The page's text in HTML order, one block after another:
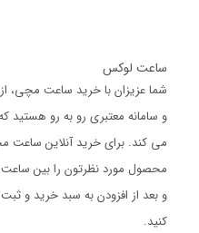
ساعت لوکس
شما عزیزان با خرید ساعت مچی،
و سامانه معتبری رو به رو هستید
می کند. برای خرید آنلاین ساعت
محصول مورد نظرتون را بین
و بعد از افزودن به سبد خرید و
کنید.